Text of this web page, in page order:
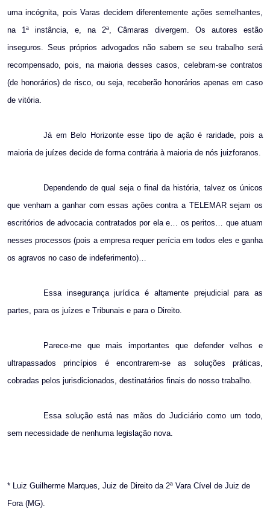
uma incógnita, pois Varas decidem diferentemente ações semelhantes,
na 1ª instância, e, na 2ª, Câmaras divergem. Os autores estão
inseguros. Seus próprios advogados não sabem se seu trabalho será
recompensado, pois, na maioria desses casos, celebram-se contratos
(de honorários) de risco, ou seja, receberão honorários apenas em caso
de vitória.
Já em Belo Horizonte esse tipo de ação é raridade, pois a
maioria de juízes decide de forma contrária à maioria de nós juizforanos.
Dependendo de qual seja o final da história, talvez os únicos
que venham a ganhar com essas ações contra a TELEMAR sejam os
escritórios de advocacia contratados por ela e… os peritos… que atuam
nesses processos (pois a empresa requer perícia em todos eles e ganha
os agravos no caso de indeferimento)…
Essa insegurança jurídica é altamente prejudicial para as
partes, para os juízes e Tribunais e para o Direito.
Parece-me que mais importantes que defender velhos e
ultrapassados princípios é encontrarem-se as soluções práticas,
cobradas pelos jurisdicionados, destinatários finais do nosso trabalho.
Essa solução está nas mãos do Judiciário como um todo,
sem necessidade de nenhuma legislação nova.
* Luiz Guilherme Marques, Juiz de Direito da 2ª Vara Cível de Juiz de
Fora (MG).